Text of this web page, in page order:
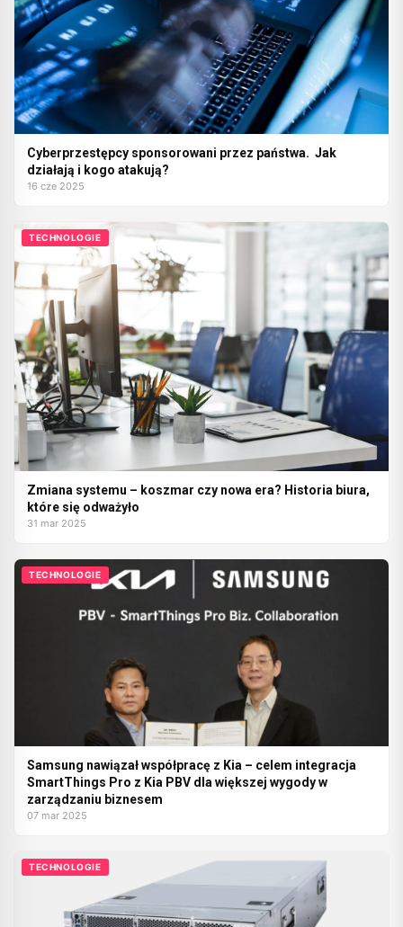
Cyberprzestępcy sponsorowani przez państwa. Jak
działają i kogo atakują?
16 cze 2025
TECHNOLOGIE
Zmiana systemu – koszmar czy nowa era? Historia biura,
które się odważyło
31 mar 2025
TECHNOLOGIE
Samsung nawiązał współpracę z Kia – celem integracja
SmartThings Pro z Kia PBV dla większej wygody w
zarządzaniu biznesem
07 mar 2025
TECHNOLOGIE